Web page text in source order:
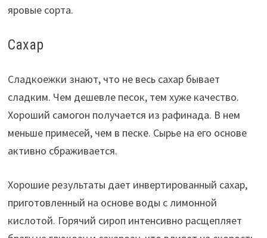
яровые сорта.
Сахар
Сладкоежки знают, что не весь сахар бывает
сладким. Чем дешевле песок, тем хуже качество.
Хороший самогон получается из рафинада. В нем
меньше примесей, чем в песке. Сырье на его основе
активно сбраживается.
Хорошие результаты дает инвертированный сахар,
приготовленный на основе воды с лимонной
кислотой. Горячий сироп интенсивно расщепляет